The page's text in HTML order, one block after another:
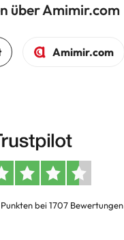
über Amimir.com
Amimir.com
bei 1707 Bewertungen